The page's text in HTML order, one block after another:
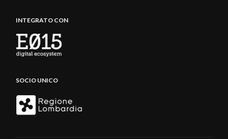
INTEGRATO CON
SOCIO UNICO